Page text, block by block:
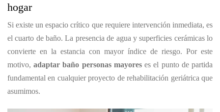
hogar
Si existe un espacio crítico que requiere intervención inmediata, es
el cuarto de baño. La presencia de agua y superficies cerámicas lo
convierte en la estancia con mayor índice de riesgo. Por este
motivo,adaptar baño personas mayoreses el punto de partida
fundamental en cualquier proyecto de rehabilitación geriátrica que
asumimos.